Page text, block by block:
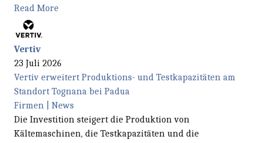
Read More
Vertiv
23 Juli 2026
Vertiv erweitert Produktions- und Testkapazitäten am
Standort Tognana bei Padua
Firmen | News
Die Investition steigert die Produktion von
Kältemaschinen, die Testkapazitäten und die